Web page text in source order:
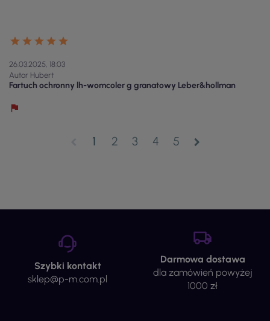
26.03.2025, 18:03
Autor Hubert
Fartuch ochronny lh-womcoler g granatowy Leber&hollman
1 2 3 4 5 chevron_right
Szybki kontakt
sklep@p-m.com.pl
Darmowa dostawa
dla zamówień powyżej
1000 zł